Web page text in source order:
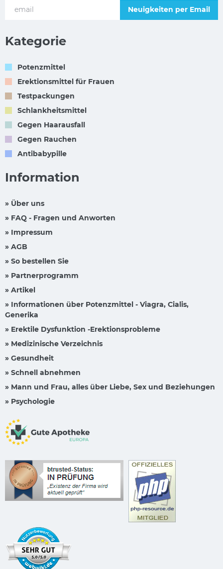
Neuigkeiten per Email
Kategorie
Potenzmittel
Erektionsmittel für Frauen
Testpackungen
Schlankheitsmittel
Gegen Haarausfall
Gegen Rauchen
Antibabypille
Information
» Über uns
» FAQ - Fragen und Anworten
» Impressum
» AGB
» So bestellen Sie
» Partnerprogramm
» Artikel
» Informationen über Potenzmittel - Viagra, Cialis,
Generika
» Erektile Dysfunktion -Erektionsprobleme
» Medizinische Verzeichnis
» Gesundheit
» Schnell abnehmen
» Mann und Frau, alles über Liebe, Sex und Beziehungen
» Psychologie